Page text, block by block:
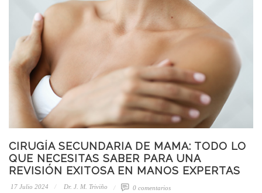
CIRUGÍA SECUNDARIA DE MAMA: TODO LO
QUE NECESITAS SABER PARA UNA
REVISIÓN EXITOSA EN MANOS EXPERTAS
17 Julio 2024 Dr. J. M. Triviño 0 comentarios